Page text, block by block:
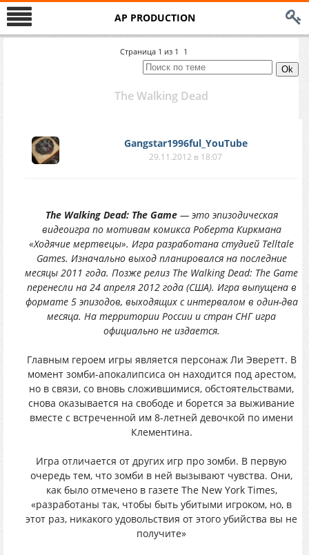
AP PRODUCTION
Страница 1 из 1 1
The Walking Dead
Gangstar1996ful_YouTube
29.11.2012 в 18:07
The Walking Dead: The Game— это эпизодическая
видеоигра по мотивам комикса Роберта Киркмана
«Ходячие мертвецы». Игра разработана студией Telltale
Games. Изначально выход планировался на последние
месяцы 2011 года. Позже релиз The Walking Dead: The Game
перенесли на 24 апреля 2012 года (США). Игра выпущена в
формате 5 эпизодов, выходящих с интервалом в один-два
месяца. На территории России и стран СНГ игра
официально не издается.
Главным героем игры является персонаж Ли Эверетт. В
момент зомби-апокалипсиса он находится под арестом,
но в связи, со вновь сложившимися, обстоятельствами,
снова оказывается на свободе и борется за выживание
вместе с встреченной им 8-летней девочкой по имени
Клементина.
Игра отличается от других игр про зомби. В первую
очередь тем, что зомби в ней вызывают чувства. Они,
как было отмечено в газете The New York Times,
«разработаны так, чтобы быть убитыми игроком, но, в
этот раз, никакого удовольствия от этого убийства вы не
получите»